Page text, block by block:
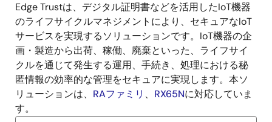
説
明
Edge Trustは、デジタル証明書などを活用したIoT機器
のライフサイクルマネジメントにより、セキュアなIoT
サービスを実現するソリューションです。IoT機器の企
画・製造から出荷、稼働、廃棄といった、ライフサイ
クルを通じて発生する運用、手続き、処理における秘
匿情報の効率的な管理をセキュアに実現します。本ソ
リューションは、 RAファミリ 、 RX65Nに対応していま
す。